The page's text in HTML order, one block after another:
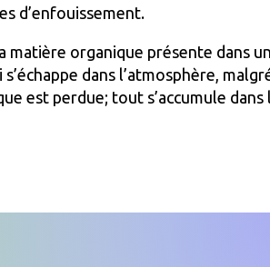
d’enfouissement.
matière organique présente dans
dans l’atmosphère,
est perdue; tout s’accumule dans